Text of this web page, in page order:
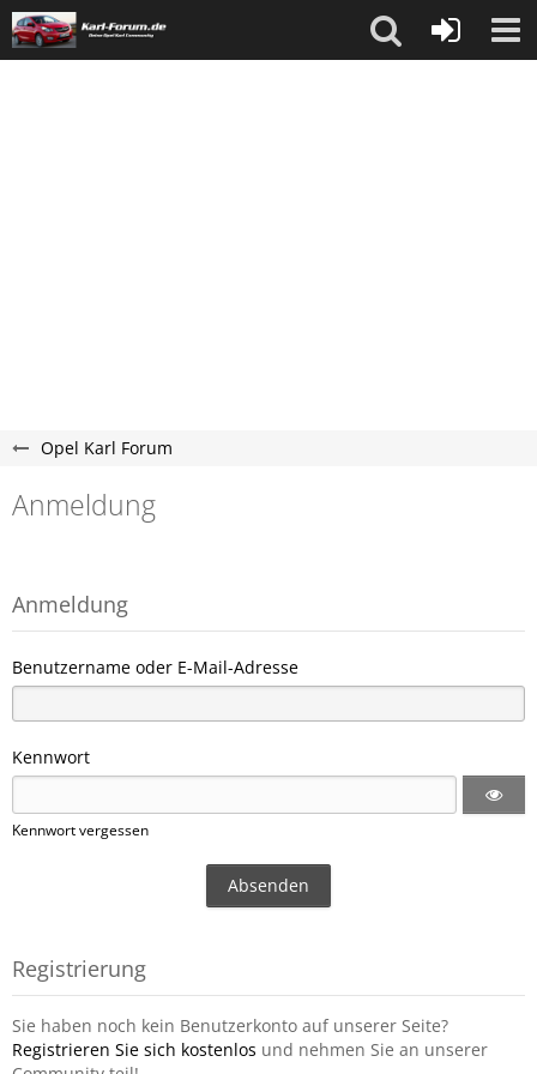
Opel Karl Forum
Anmeldung
Anmeldung
Benutzername oder E-Mail-Adresse
Kennwort
Kennwort vergessen
Registrierung
Sie haben noch kein Benutzerkonto auf unserer Seite?
Registrieren Sie sich kostenlos und nehmen Sie an unserer